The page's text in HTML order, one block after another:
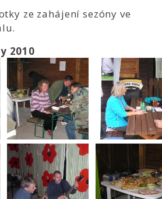
ze zahájení sezóny ve
2010